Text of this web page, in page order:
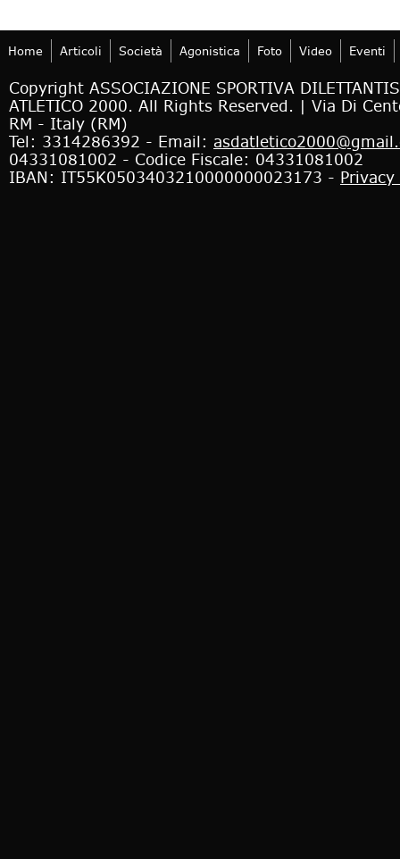
Home Articoli Società Agonistica Foto Video Eventi
Copyright ASSOCIAZIONE SPORTIVA
ATLETICO 2000. All Rights Reserved. | Via Di
RM - Italy (RM)
Tel: 3314286392 - Email:
04331081002 - Codice Fiscale: 04331081002
IBAN: IT55K0503403210000000023173 - Privacy